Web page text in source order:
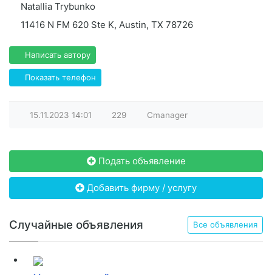
Natallia Trybunko
11416 N FM 620 Ste K, Austin, TX 78726
Написать автору
Показать телефон
15.11.2023 14:01 229 Cmanager
Подать объявление
Добавить фирму / услугу
Случайные объявления Все объявления